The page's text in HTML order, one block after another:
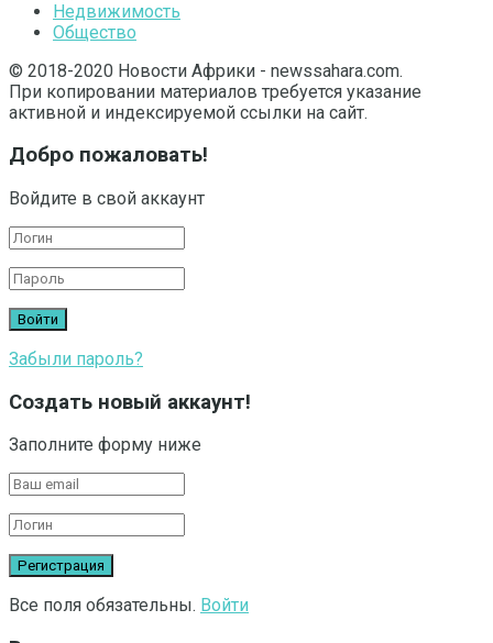
Недвижимость
Общество
© 2018-2020 Новости Африки - newssahara.com.
При копировании материалов требуется указание
активной и индексируемой ссылки на сайт.
Добро пожаловать!
Войдите в свой аккаунт
Забыли пароль?
Создать новый аккаунт!
Заполните форму ниже
Все поля обязательны. Войти